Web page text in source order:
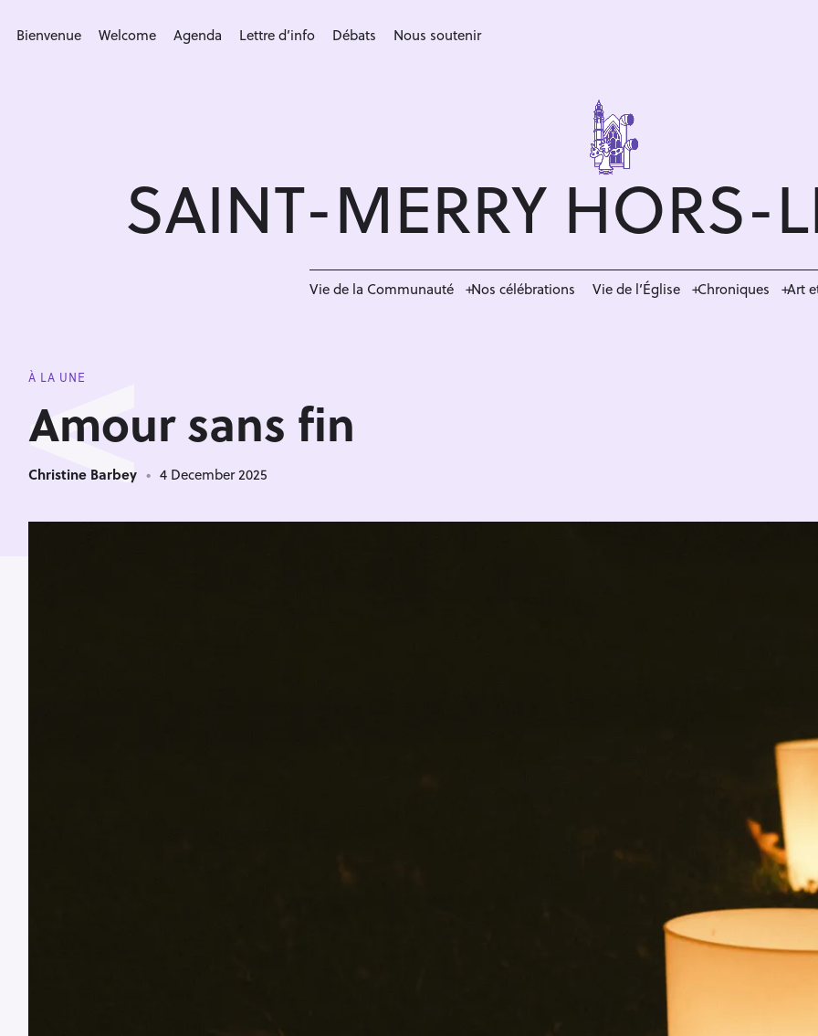
Bienvenue Welcome Agenda Lettre d’info Débats Nous soutenir
SAINT-MERRY HORS-
Vie de la Communauté Nos célébrations Vie de l’Église Chroniques Art
À LA UNE
<
Amour sans fin
Christine Barbey 4 December 2025